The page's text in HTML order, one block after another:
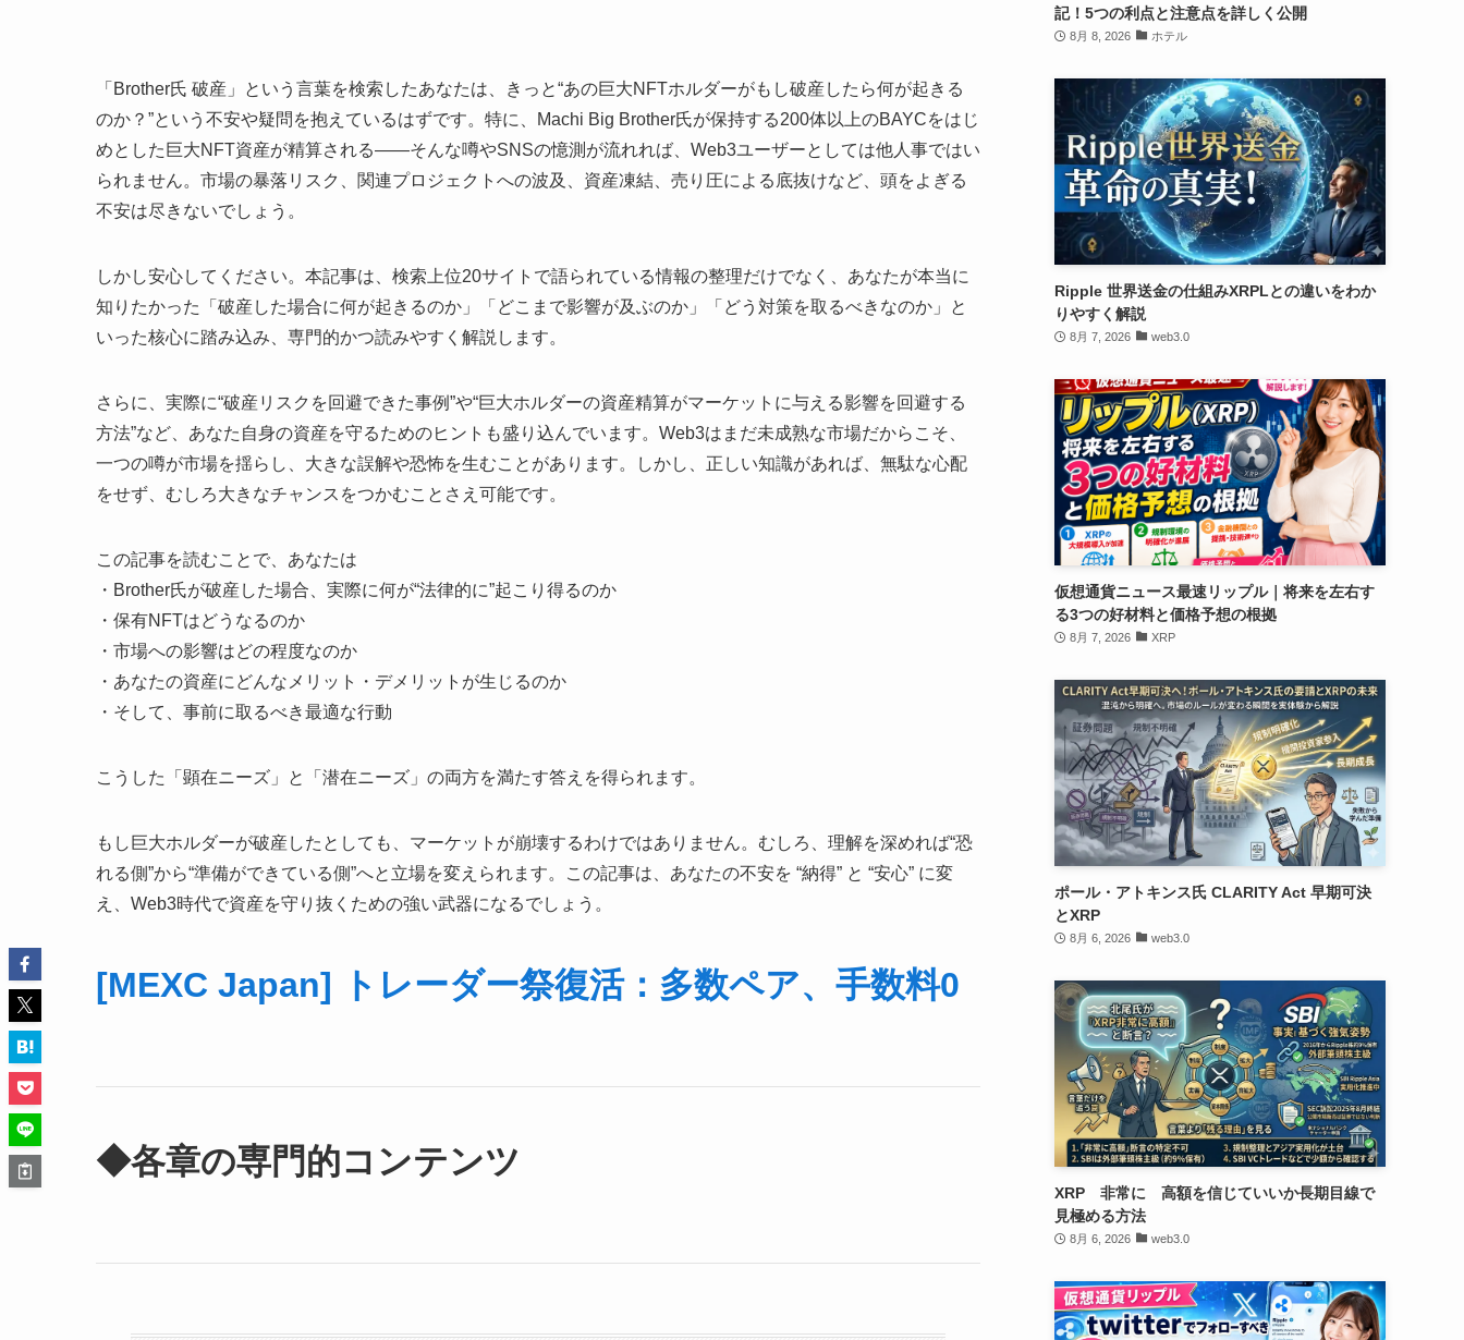
「Brother氏 破産」という言葉を検索したあなたは、きっと“あの巨大NFTホルダーがもし破産したら何が起きる
のか？”という不安や疑問を抱えているはずです。特に、Machi Big Brother氏が保持する200体以上のBAYCをはじ
めとした巨大NFT資産が精算される――そんな噂やSNSの憶測が流れれば、Web3ユーザーとしては他人事ではい
られません。市場の暴落リスク、関連プロジェクトへの波及、資産凍結、売り圧による底抜けなど、頭をよぎる
不安は尽きないでしょう。
しかし安心してください。本記事は、検索上位20サイトで語られている情報の整理だけでなく、あなたが本当に
知りたかった「破産した場合に何が起きるのか」「どこまで影響が及ぶのか」「どう対策を取るべきなのか」と
いった核心に踏み込み、専門的かつ読みやすく解説します。
さらに、実際に“破産リスクを回避できた事例”や“巨大ホルダーの資産精算がマーケットに与える影響を回避する
方法”など、あなた自身の資産を守るためのヒントも盛り込んでいます。Web3はまだ未成熟な市場だからこそ、
一つの噂が市場を揺らし、大きな誤解や恐怖を生むことがあります。しかし、正しい知識があれば、無駄な心配
をせず、むしろ大きなチャンスをつかむことさえ可能です。
この記事を読むことで、あなたは
・Brother氏が破産した場合、実際に何が“法律的に”起こり得るのか
・保有NFTはどうなるのか
・市場への影響はどの程度なのか
・あなたの資産にどんなメリット・デメリットが生じるのか
・そして、事前に取るべき最適な行動
こうした「顕在ニーズ」と「潜在ニーズ」の両方を満たす答えを得られます。
もし巨大ホルダーが破産したとしても、マーケットが崩壊するわけではありません。むしろ、理解を深めれば“恐
れる側”から“準備ができている側”へと立場を変えられます。この記事は、あなたの不安を “納得” と “安心” に変
え、Web3時代で資産を守り抜くための強い武器になるでしょう。
[MEXC Japan] トレーダー祭復活：多数ペア、手数料0
◆各章の専門的コンテンツ
記！5つの利点と注意点を詳しく公開
8月 8, 2026 ホテル
Ripple 世界送金の仕組みXRPLとの違いをわか
りやすく解説
8月 7, 2026 web3.0
仮想通貨ニュース最速リップル｜将来を左右す
る3つの好材料と価格予想の根拠
8月 7, 2026 XRP
ポール・アトキンス氏 CLARITY Act 早期可決
とXRP
8月 6, 2026 web3.0
XRP 非常に 高額を信じていいか長期目線で
見極める方法
8月 6, 2026 web3.0